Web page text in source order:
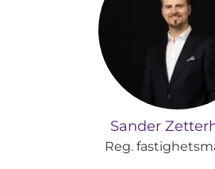
Sander
Reg.